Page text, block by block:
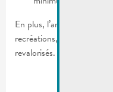
En plus, l’arrêt de bus et
recréations, jeux
revalorisés.